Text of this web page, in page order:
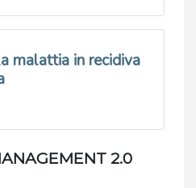
malattia in recidiva
2.0